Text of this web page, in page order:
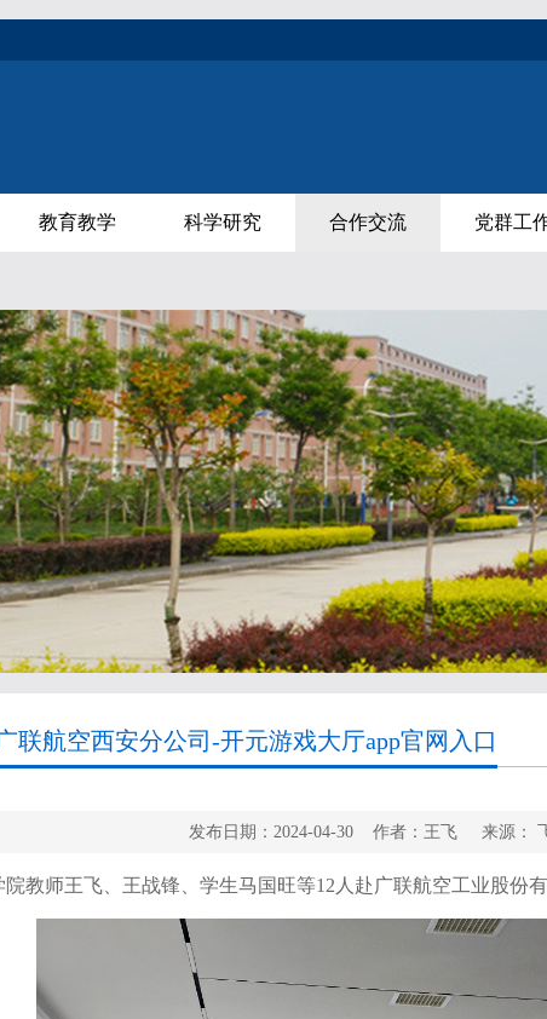
教育教学 科学研究 合作交流 党群工
联航空西安分公司-开元游戏大厅app官网入口
发布日期：2024-04-30 作者：王飞 来源：
院教师王飞、王战锋、学生马国旺等12 人赴广联航空工业股份